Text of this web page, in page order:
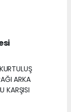
ARKA
KARŞISI